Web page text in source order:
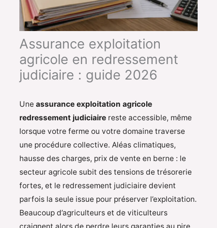
Assurance exploitation
agricole en redressement
judiciaire : guide 2026
Une assurance exploitation agricole
redressement judiciaire reste accessible, même
lorsque votre ferme ou votre domaine traverse
une procédure collective. Aléas climatiques,
hausse des charges, prix de vente en berne : le
secteur agricole subit des tensions de trésorerie
fortes, et le redressement judiciaire devient
parfois la seule issue pour préserver l’exploitation.
Beaucoup d’agriculteurs et de viticulteurs